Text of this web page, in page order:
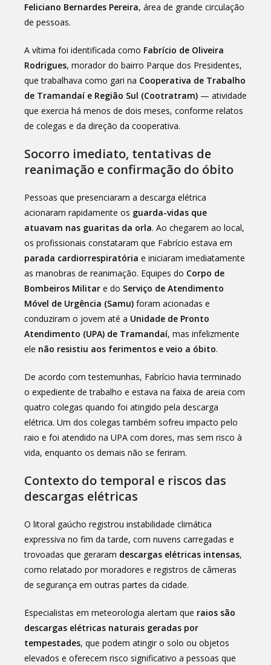
Feliciano Bernardes Pereira, área de grande circulação
de pessoas.
A vítima foi identificada como Fabrício de Oliveira
Rodrigues, morador do bairro Parque dos Presidentes,
que trabalhava como gari na Cooperativa de Trabalho
de Tramandaí e Região Sul (Cootratram) — atividade
que exercia há menos de dois meses, conforme relatos
de colegas e da direção da cooperativa.
Socorro imediato, tentativas de
reanimação e confirmação do óbito
Pessoas que presenciaram a descarga elétrica
acionaram rapidamente os guarda-vidas que
atuavam nas guaritas da orla. Ao chegarem ao local,
os profissionais constataram que Fabrício estava em
parada cardiorrespiratória e iniciaram imediatamente
as manobras de reanimação. Equipes do Corpo de
Bombeiros Militar e do Serviço de Atendimento
Móvel de Urgência (Samu) foram acionadas e
conduziram o jovem até a Unidade de Pronto
Atendimento (UPA) de Tramandaí, mas infelizmente
ele não resistiu aos ferimentos e veio a óbito.
De acordo com testemunhas, Fabrício havia terminado
o expediente de trabalho e estava na faixa de areia com
quatro colegas quando foi atingido pela descarga
elétrica. Um dos colegas também sofreu impacto pelo
raio e foi atendido na UPA com dores, mas sem risco à
vida, enquanto os demais não se feriram.
Contexto do temporal e riscos das
descargas elétricas
O litoral gaúcho registrou instabilidade climática
expressiva no fim da tarde, com nuvens carregadas e
trovoadas que geraram descargas elétricas intensas,
como relatado por moradores e registros de câmeras
de segurança em outras partes da cidade.
Especialistas em meteorologia alertam que raios são
descargas elétricas naturais geradas por
tempestades, que podem atingir o solo ou objetos
elevados e oferecem risco significativo a pessoas que